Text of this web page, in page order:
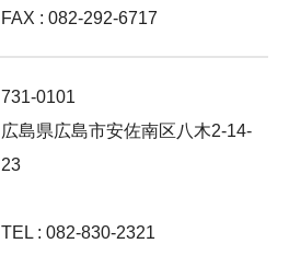
FAX : 082-292-6717
731-0101
広島県広島市安佐南区八木2-14-
23
TEL : 082-830-2321